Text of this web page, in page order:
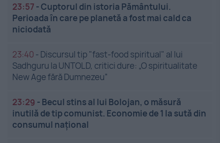
23:57 -Cuptorul din istoria Pământului.
Perioada în care pe planetă a fost mai cald ca
niciodată
23:40 - Discursul tip "fast-food spiritual" al lui
Sadhguru la UNTOLD, critici dure: „O spiritualitate
New Age fără Dumnezeu”
23:29 - Becul stins al lui Bolojan, o măsură
inutilă de tip comunist. Economie de 1 la sută din
consumul național